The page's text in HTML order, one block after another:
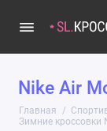
Nike Air
Главная
Зимние кроссовки